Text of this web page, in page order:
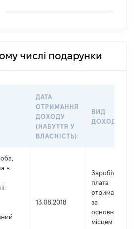
числі подарунки
ДАТА
ОТРИМАННЯ
ДОХОДУ
(НАБУТТЯ У
ВЛАСНІСТЬ)
ВИД
ДОХОДУ
в
13.08.2018
Заробітна
плата
отримана
за
основним
місцем